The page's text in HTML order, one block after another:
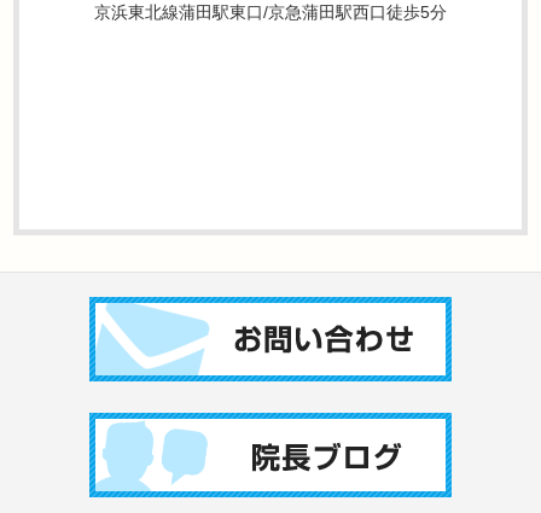
京浜東北線蒲田駅東口/京急蒲田駅西口徒歩5分